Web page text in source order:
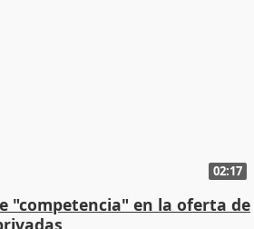
02:17
"competencia" en la oferta de